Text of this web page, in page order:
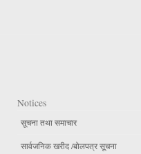
Notices
सूचना तथा समाचार
सार्वजनिक खरीद /बोलपत्र सूचना